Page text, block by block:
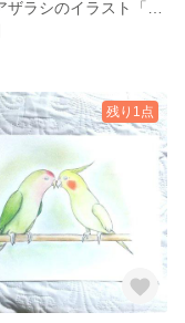
残り1点